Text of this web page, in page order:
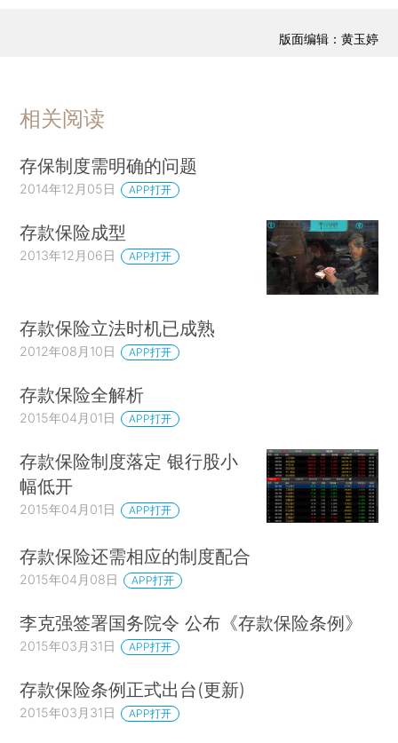
版面编辑：黄玉婷
相关阅读
存保制度需明确的问题
2014年12月05日 APP打开
存款保险成型
2013年12月06日 APP打开
存款保险立法时机已成熟
2012年08月10日 APP打开
存款保险全解析
2015年04月01日 APP打开
存款保险制度落定 银行股小
幅低开
2015年04月01日 APP打开
存款保险还需相应的制度配合
2015年04月08日 APP打开
李克强签署国务院令 公布《存款保险条例》
2015年03月31日 APP打开
存款保险条例正式出台(更新)
2015年03月31日 APP打开